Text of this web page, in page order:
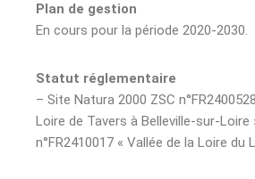
Plan de gestion
En cours pour la période 2020-2030.
Statut réglementaire
– Site Natura 2000 ZSC
Loire de Tavers à Belleville-sur-Loire
n°FR2410017 « Vallée de la Loire du